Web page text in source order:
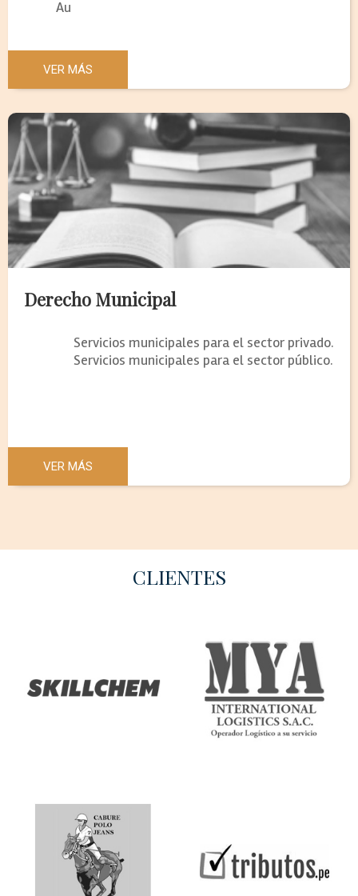
Au
VER MÁS
Derecho Municipal
Servicios municipales para el sector privado.
Servicios municipales para el sector público.
VER MÁS
CLIENTES